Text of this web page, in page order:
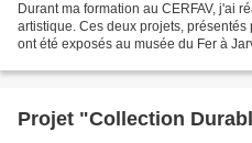
Durant ma formation au CERFAV, j'ai
artistique. Ces deux projets,
ont été exposés au musée du Fer à
Projet "Collection